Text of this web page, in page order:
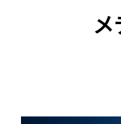
メ